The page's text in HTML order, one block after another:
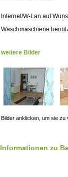
Internet/W-Lan auf
Waschmaschiene
weitere Bilder
Bilder anklicken, um sie zu
Informationen zu